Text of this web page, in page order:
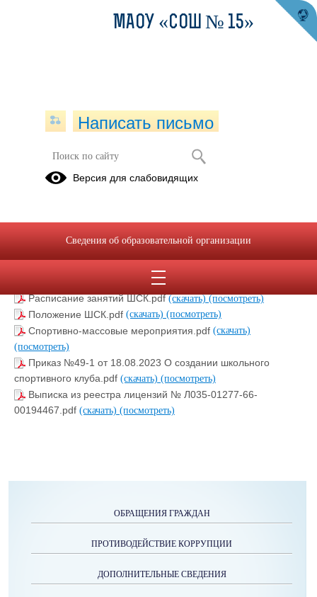
ШСК
(скачать)
Расписание занятий ШСК.pdf(скачать)(посмотреть)
Положение ШСК.pdf (скачать) (посмотреть)
Спортивно-массовые мероприятия.pdf (скачать)
(посмотреть)
Приказ №49-1 от 18.08.2023 О создании школьного
спортивного клуба.pdf (скачать) (посмотреть)
Выписка из реестра лицензий № Л035-01277-66-
00194467.pdf (скачать) (посмотреть)
ОБРАЩЕНИЯ ГРАЖДАН
ПРОТИВОДЕЙСТВИЕ КОРРУПЦИИ
ДОПОЛНИТЕЛЬНЫЕ СВЕДЕНИЯ
МАОУ «СОШ № 15»
Написать письмо
Версия для слабовидящих
Сведения об образовательной организации